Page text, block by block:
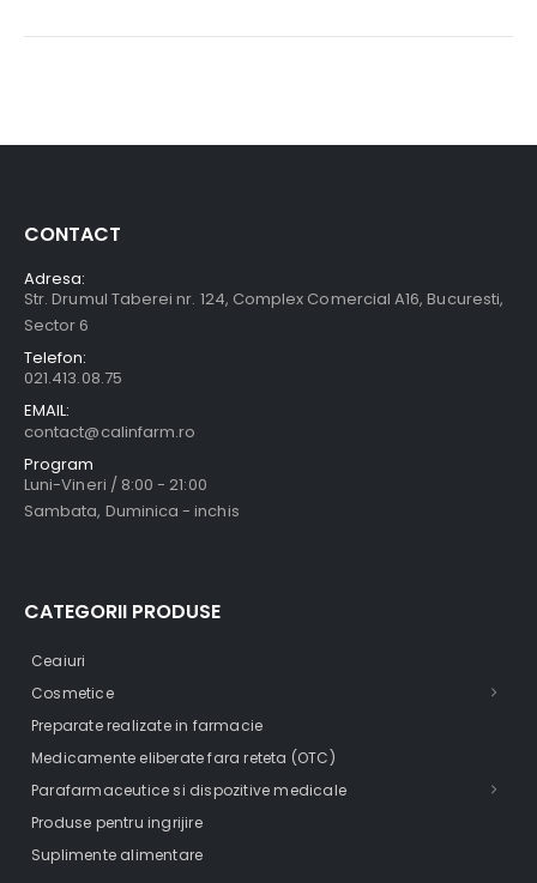
CONTACT
Adresa:
Str. Drumul Taberei nr. 124, Complex Comercial A16, Bucuresti,
Sector 6
Telefon:
021.413.08.75
EMAIL:
contact@calinfarm.ro
Program
Luni-Vineri / 8:00 - 21:00
Sambata, Duminica - inchis
CATEGORII PRODUSE
Ceaiuri
Cosmetice
Preparate realizate in farmacie
Medicamente eliberate fara reteta (OTC)
Parafarmaceutice si dispozitive medicale
Produse pentru ingrijire
Suplimente alimentare